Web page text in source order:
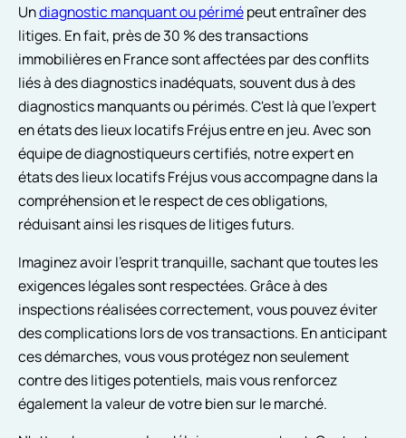
Undiagnostic manquant ou périmépeut entraîner des
litiges. En fait, près de 30 % des transactions
immobilières en France sont affectées par des conflits
liés à des diagnostics inadéquats, souvent dus à des
diagnostics manquants ou périmés. C'est là que l'expert
en états des lieux locatifs Fréjus entre en jeu. Avec son
équipe de diagnostiqueurs certifiés, notre expert en
états des lieux locatifs Fréjus vous accompagne dans la
compréhension et le respect de ces obligations,
réduisant ainsi les risques de litiges futurs.
Imaginez avoir l'esprit tranquille, sachant que toutes les
exigences légales sont respectées. Grâce à des
inspections réalisées correctement, vous pouvez éviter
des complications lors de vos transactions. En anticipant
ces démarches, vous vous protégez non seulement
contre des litiges potentiels, mais vous renforcez
également la valeur de votre bien sur le marché.